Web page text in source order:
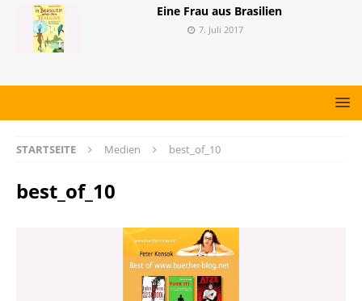
Eine Frau aus Brasilien
7. Juli 2017
STARTSEITE Medien best_of_10
best_of_10